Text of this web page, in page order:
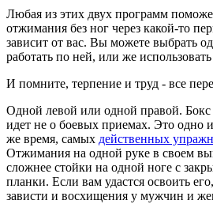
Любая из этих двух программ
отжимания без ног через какой-то
зависит от вас. Вы можете выбрать
работать по ней, или же
И помните, терпение и труд - все
Одной левой или одной правой. Бокс
идет не о боевых приемах. Это одно
же время, самых действенных
Отжимания на одной руке в своем
сложнее стойки на одной ноге с
планки. Если вам удастся освоить
зависти и восхищения у мужчин и